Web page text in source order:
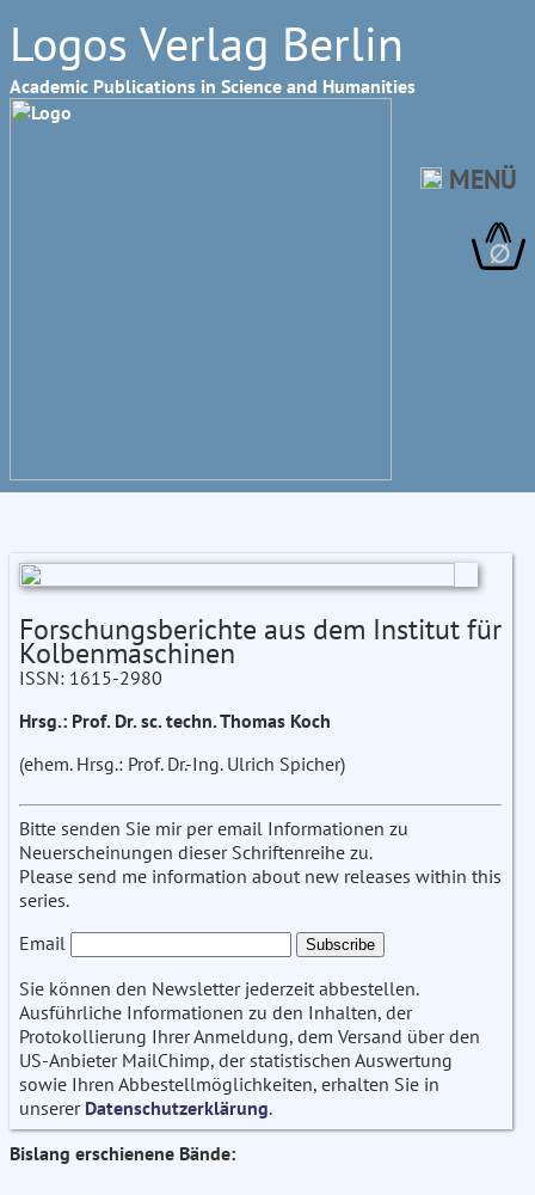
Logos Verlag Berlin
Academic Publications in Science and Humanities
∅
MENÜ
Forschungsberichte aus dem Institut für
Kolbenmaschinen
ISSN: 1615-2980
Hrsg.: Prof. Dr. sc. techn. Thomas Koch
(ehem. Hrsg.: Prof. Dr.-Ing. Ulrich Spicher)
Bitte senden Sie mir per email Informationen zu
Neuerscheinungen dieser Schriftenreihe zu.
Please send me information about new releases within this
series.
Email
Sie können den Newsletter jederzeit abbestellen.
Ausführliche Informationen zu den Inhalten, der
Protokollierung Ihrer Anmeldung, dem Versand über den
US-Anbieter MailChimp, der statistischen Auswertung
sowie Ihren Abbestellmöglichkeiten, erhalten Sie in
unserer Datenschutzerklärung.
Bislang erschienene Bände: